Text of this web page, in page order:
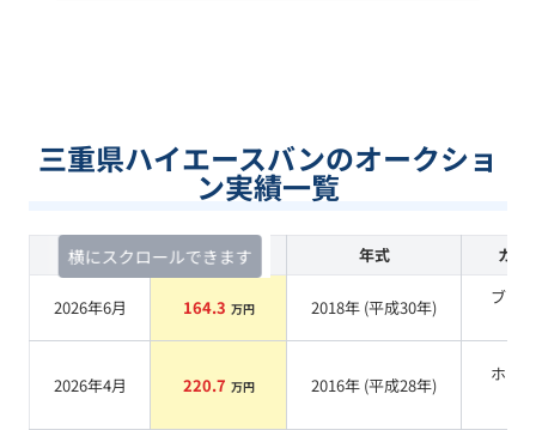
三重県ハイエースバンのオークショ
ン実績一覧
横にスクロールできます
査定時期 セルカ実績 年式 カラ
2026年6月 164.3 万円 2018年 (平成30年)
ブラ
2026年4月 220.7 万円 2016年 (平成28年)
ホワ